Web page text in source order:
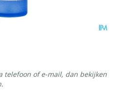
telefoon of e-mail, dan bekijken